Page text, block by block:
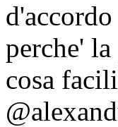
perche'
cosa